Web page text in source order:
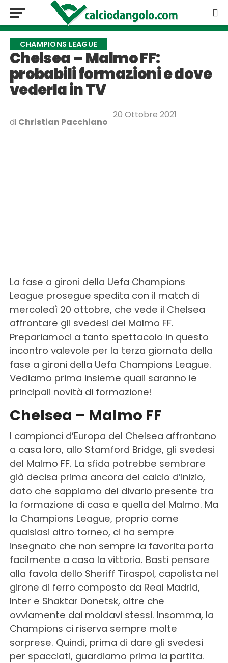
CHAMPIONS LEAGUE
Chelsea – Malmo FF:
probabili formazioni e dove
vederla in TV
di Christian Pacchiano
20 Ottobre 2021
La fase a gironi della Uefa Champions
League prosegue spedita con il match di
mercoledì 20 ottobre, che vede il Chelsea
affrontare gli svedesi del Malmo FF.
Prepariamoci a tanto spettacolo in questo
incontro valevole per la terza giornata della
fase a gironi della Uefa Champions League.
Vediamo prima insieme quali saranno le
principali novità di formazione!
Chelsea – Malmo FF
I campionci d’Europa del Chelsea affrontano
a casa loro, allo Stamford Bridge, gli svedesi
del Malmo FF. La sfida potrebbe sembrare
già decisa prima ancora del calcio d’inizio,
dato che sappiamo del divario presente tra
la formazione di casa e quella del Malmo. Ma
la Champions League, proprio come
qualsiasi altro torneo, ci ha sempre
insegnato che non sempre la favorita porta
facilmente a casa la vittoria. Basti pensare
alla favola dello Sheriff Tiraspol, capolista nel
girone di ferro composto da Real Madrid,
Inter e Shaktar Donetsk, oltre che
ovviamente dai moldavi stessi. Insomma, la
Champions ci riserva sempre molte
sorprese. Quindi, prima di dare gli svedesi
per spacciati, guardiamo prima la partita.